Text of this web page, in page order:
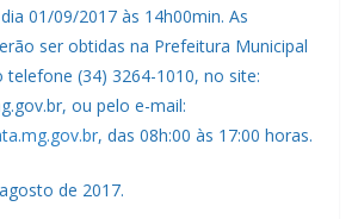
01/09/2017 às 14h00min. As
ser obtidas na Prefeitura Municipal
telefone (34) 3264-1010, no site:
ou pelo e-mail:
, das 08h:00 às 17:00 horas.
de 2017.